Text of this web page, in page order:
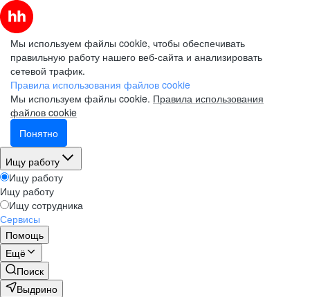
Мы используем файлы cookie, чтобы обеспечивать
правильную работу нашего веб-сайта и анализировать
сетевой трафик.
Правила использования файлов cookie
Мы используем файлы cookie. Правила использования
файлов cookie
Понятно
Ищу работу
Ищу работу
Ищу работу
Ищу сотрудника
Сервисы
Помощь
Ещё
Поиск
Выдрино